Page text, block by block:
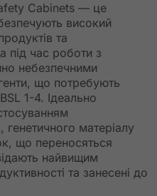
Cabinets — це
високий
та
під час роботи з
небезпечними
що потребують
1-4. Ідеально
генетичного матеріалу
що переносяться
найвищим
та занесені до